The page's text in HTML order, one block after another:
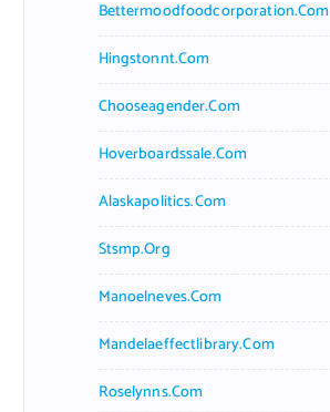
Bettermoodfoodcorporation.com
Hingstonnt.com
Chooseagender.com
Hoverboardssale.com
Alaskapolitics.com
Stsmp.org
Manoelneves.com
Mandelaeffectlibrary.com
Roselynns.com